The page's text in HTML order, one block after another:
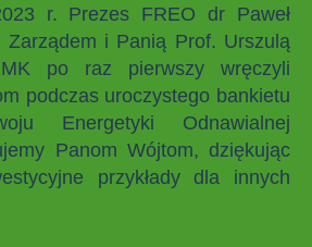
r. Prezes FREO dr Paweł
Zarządem i Panią Prof. Urszulą
po raz pierwszy wręczyli
podczas uroczystego bankietu
Energetyki Odnawialnej
Panom Wójtom, dziękując
przykłady dla innych